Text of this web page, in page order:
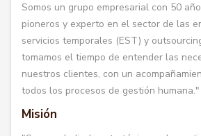
Somos un grupo empresarial con 50
pioneros y experto en el sector de las
servicios temporales (EST) y
tomamos el tiempo de entender las
nuestros clientes, con un
todos los procesos de gestión humana."
Misión